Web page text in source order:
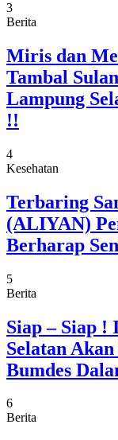
3
Berita
Miris dan
Tambal
Lampung
!!
4
Kesehatan
Terbaring
(ALIYAN)
Berharap
5
Berita
Siap – Siap !
Selatan
Bumdes
6
Berita